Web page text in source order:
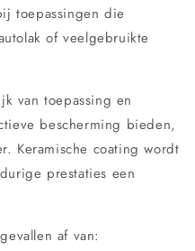
toepassingen die
of veelgebruikte
van toepassing en
bescherming bieden,
Keramische coating wordt
prestaties een
af van: